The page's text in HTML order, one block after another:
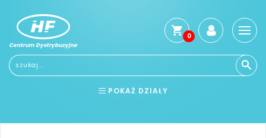
Centrum Dystrybucyjne
0
POKAŻ DZIAŁY